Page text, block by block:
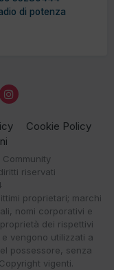
di potenza
Cookie Policy
riservati
proprietari; marchi
nomi corporativi e
dei rispettivi
vengono utilizzati a
possessore, senza
vigenti.